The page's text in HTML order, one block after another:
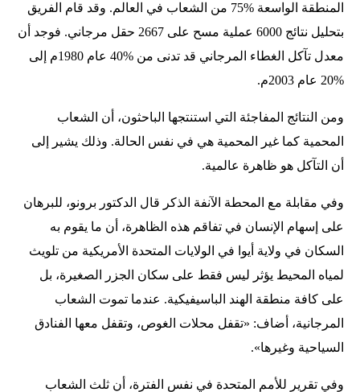
المنطقة الواسعة %75 من الشعاب في العالم. وقد قام الفريق
بتحليل نتائج 6000 عملية مسح على 2667 حقل مرجاني. فوجد أن
معدل تآكل الغطاء المرجاني قد تدنى من %40 عام 1980م إلى
%20 عام 2003م.
ومن النتائج المفاجئة التي استنتجها الباحثون، أن الشعاب
المحمية كما غير المحمية هي في نفس الحالة. وذلك يشير إلى
أن التآكل هو ظاهرة عالمية.
وفي مقابلة مع المحطة الآنفة الذكر قال الدكتور برونو، للبرهان
على إسهام الإنسان في تفاقم هذه الظاهرة، أن ما يقوم به
السكان في ولاية أيوا في الولايات المتحدة الأمريكية من تلويث
لمياه المحيط يؤثر ليس فقط على سكان الجزر الصغيرة، بل
على كافة منطقة الهند الباسيفيكية. عندما تموت الشعاب
المرجانية، أضاف: «تقفل محلات الغوص، وتقفل معها الفنادق
السياحية وغيرها».
وفي تقرير للأمم المتحدة في نفس الفترة، أن ثلث الشعاب